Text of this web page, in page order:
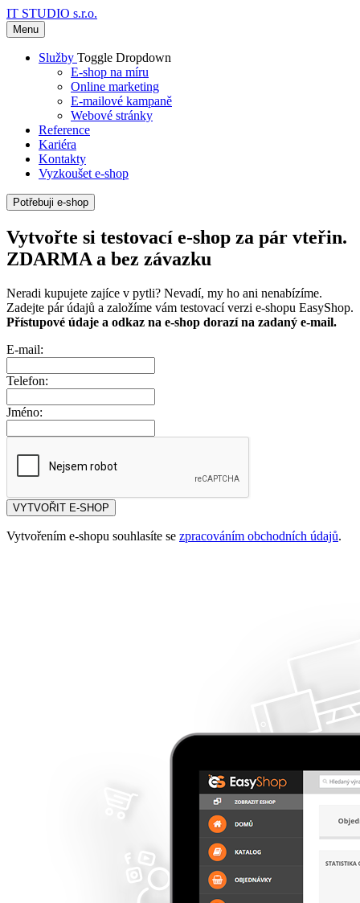
IT STUDIO s.r.o.
Menu
Služby Toggle Dropdown
E-shop na míru
Online marketing
E-mailové kampaně
Webové stránky
Reference
Kariéra
Kontakty
Vyzkoušet e-shop
Potřebuji e-shop
Vytvořte si testovací e‑shop za pár vteřin.
ZDARMA a bez závazku
Neradi kupujete zajíce v pytli? Nevadí, my ho ani nenabízíme.
Zadejte pár údajů a založíme vám testovací verzi e-shopu EasyShop.
Přístupové údaje a odkaz na e-shop dorazí na zadaný e-mail.
E-mail:
Telefon:
Jméno:
VYTVOŘIT E-SHOP
Vytvořením e-shopu souhlasíte se zpracováním obchodních údajů.